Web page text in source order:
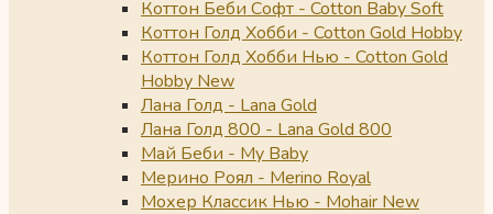
Коттон Беби Софт - Cotton Baby Soft
Коттон Голд Хобби - Cotton Gold Hobby
Коттон Голд Хобби Нью - Cotton Gold
Hobby New
Лана Голд - Lana Gold
Лана Голд 800 - Lana Gold 800
Май Беби - My Baby
Мерино Роял - Merino Royal
Мохер Классик Нью - Mohair New